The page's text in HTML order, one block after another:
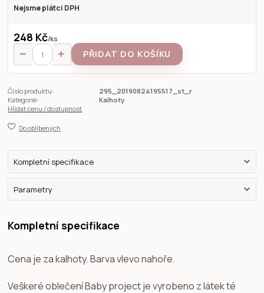
Nejsme plátci DPH
248 Kč/ks
PŘIDAT DO KOŠÍKU
Číslo produktu:
295_20190824195517_st_r
Kategorie:
Kalhoty
Hlídat cenu / dostupnost
Do oblíbených
Kompletní specifikace
Parametry
Kompletní specifikace
Cena je za kalhoty. Barva vlevo nahoře.
Veškeré oblečení Baby project je vyrobeno z látek té